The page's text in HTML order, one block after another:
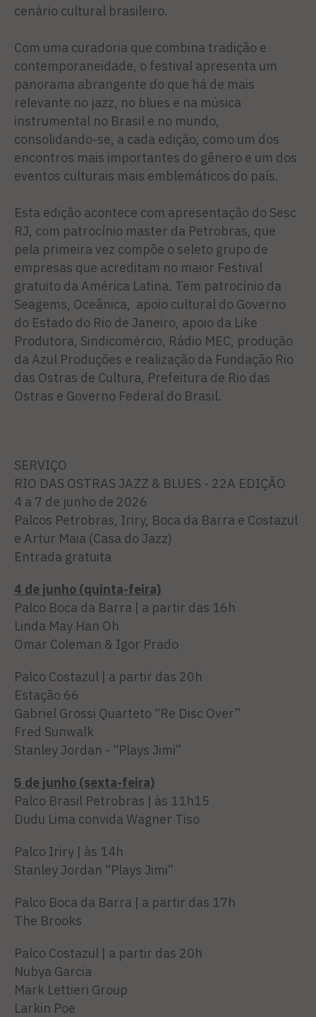
cenário cultural brasileiro.
Com uma curadoria que combina tradição e
contemporaneidade, o festival apresenta um
panorama abrangente do que há de mais
relevante no jazz, no blues e na música
instrumental no Brasil e no mundo,
consolidando-se, a cada edição, como um dos
encontros mais importantes do gênero e um dos
eventos culturais mais emblemáticos do país.
Esta edição acontece com apresentação do Sesc
RJ, com patrocínio master da Petrobras, que
pela primeira vez compõe o seleto grupo de
empresas que acreditam no maior Festival
gratuito da América Latina. Tem patrocínio da
Seagems, Oceânica, apoio cultural do Governo
do Estado do Rio de Janeiro, apoio da Like
Produtora, Sindicomércio, Rádio MEC, produção
da Azul Produções e realização da Fundação Rio
das Ostras de Cultura, Prefeitura de Rio das
Ostras e Governo Federal do Brasil.
SERVIÇO
RIO DAS OSTRAS JAZZ & BLUES - 22A EDIÇÃO
4 a 7 de junho de 2026
Palcos Petrobras, Iriry, Boca da Barra e Costazul
e Artur Maia (Casa do Jazz)
Entrada gratuita
4 de junho (quinta-feira)
Palco Boca da Barra | a partir das 16h
Linda May Han Oh
Omar Coleman & Igor Prado
Palco Costazul | a partir das 20h
Estação 66
Gabriel Grossi Quarteto “Re Disc Over”
Fred Sunwalk
Stanley Jordan - “Plays Jimi”
5 de junho (sexta-feira)
Palco Brasil Petrobras | às 11h15
Dudu Lima convida Wagner Tiso
Palco Iriry | às 14h
Stanley Jordan “Plays Jimi”
Palco Boca da Barra | a partir das 17h
The Brooks
Palco Costazul | a partir das 20h
Nubya Garcia
Mark Lettieri Group
Larkin Poe